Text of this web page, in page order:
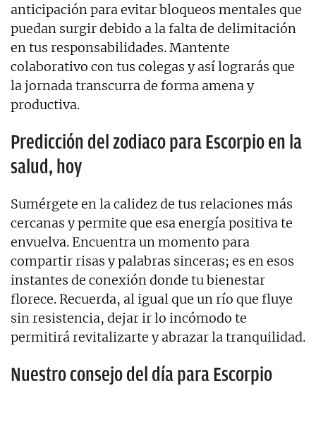
anticipación para evitar bloqueos mentales que
puedan surgir debido a la falta de delimitación
en tus responsabilidades. Mantente
colaborativo con tus colegas y así lograrás que
la jornada transcurra de forma amena y
productiva.
Predicción del zodiaco para Escorpio en la
salud, hoy
Sumérgete en la calidez de tus relaciones más
cercanas y permite que esa energía positiva te
envuelva. Encuentra un momento para
compartir risas y palabras sinceras; es en esos
instantes de conexión donde tu bienestar
florece. Recuerda, al igual que un río que fluye
sin resistencia, dejar ir lo incómodo te
permitirá revitalizarte y abrazar la tranquilidad.
Nuestro consejo del día para Escorpio